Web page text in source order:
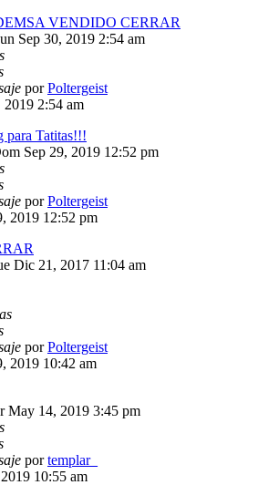
VENDIDO CERRAR
Sep 30, 2019 2:54 am
porPoltergeist
2:54 am
para Tatitas!!!
Sep 29, 2019 12:52 pm
porPoltergeist
2019 12:52 pm
Dic 21, 2017 11:04 am
porPoltergeist
2019 10:42 am
May 14, 2019 3:45 pm
portemplar_
10:55 am